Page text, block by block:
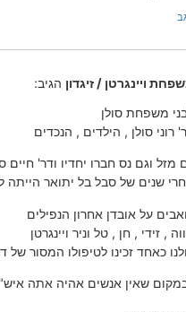
ויינגרטן / זיגדון הגיב:
משפחת סולן
רוני סולן , הילדים , הנכדים
מזל וגם נס חברו יחדיו ודר' חיים
שנים של סבל בל יתואר הייתה
על אובדן אחרון הנפילים
, זידי , חן , טל וניר ויינגרטן
כאחד זכינו לטיפולו המסור
שאין אנשים אהיה אתה